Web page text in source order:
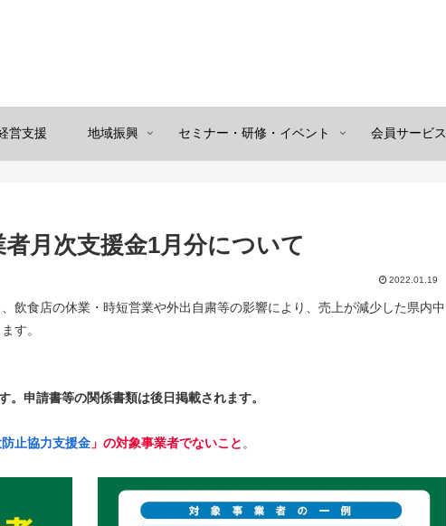
営支援 地域振興 セミナー・研修・イベント 会員サービス
者月次支援金1月分について
2022.01.19
飲食店の休業・時短営業や外出自粛等の影響により、売上が減少した県内中
す。
申請書等の関係書類は後日掲載されます。
止協力支援金 」の対象事業者でないこと。